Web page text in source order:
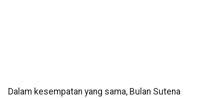
Dalam kesempatan yang sama, Bulan Sutena